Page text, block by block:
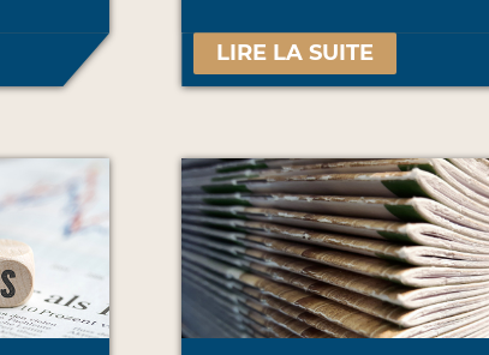
LIRE LA SUITE